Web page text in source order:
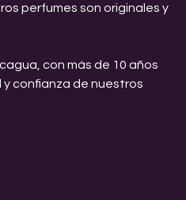
perfumes son originales y
con más de 10 años
confianza de nuestros